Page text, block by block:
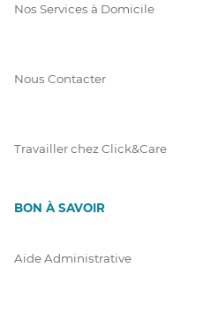
Nos Services à Domicile
Nous Contacter
Travailler chez Click&Care
BON À SAVOIR
Aide Administrative